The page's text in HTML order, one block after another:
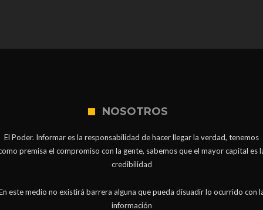
NOSOTROS
El Poder. Informar es la responsabilidad de hacer llegar la verdad, tenemos
premisa el compromiso con la gente, sabemos que el mayor capital es
credibilidad
este medio no existirá barrera alguna que pueda disuadir lo ocurrido con
información